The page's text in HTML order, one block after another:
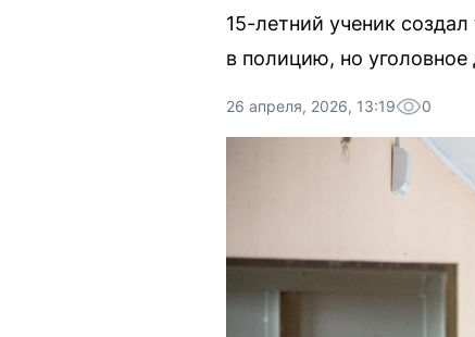
15-летний ученик
в полицию, но уголовное
26 апреля, 2026, 13:19 0